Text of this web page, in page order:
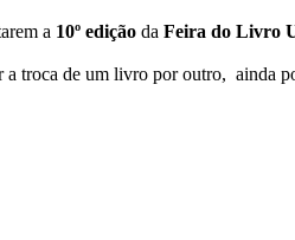
a 10º edição da Feira do Livro
troca de um livro por outro, ainda